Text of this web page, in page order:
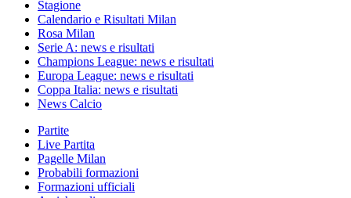
Stagione
Calendario e Risultati Milan
Rosa Milan
Serie A: news e risultati
Champions League: news e risultati
Europa League: news e risultati
Coppa Italia: news e risultati
News Calcio
Partite
Live Partita
Pagelle Milan
Probabili formazioni
Formazioni ufficiali